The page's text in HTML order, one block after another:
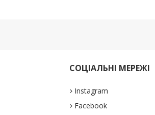
СОЦІАЛЬНІ МЕРЕЖІ
Instagram
Facebook